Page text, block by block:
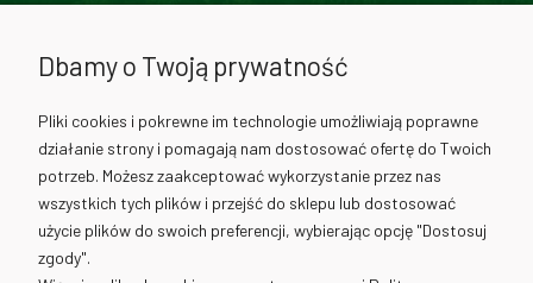
730 012 317
info@cantino.pl
Dbamy o Twoją prywatność
Pliki cookies i pokrewne im technologie umożliwiają poprawne
działanie strony i pomagają nam dostosować ofertę do Twoich
potrzeb. Możesz zaakceptować wykorzystanie przez nas
wszystkich tych plików i przejść do sklepu lub dostosować
użycie plików do swoich preferencji, wybierając opcję "Dostosuj
zgody".